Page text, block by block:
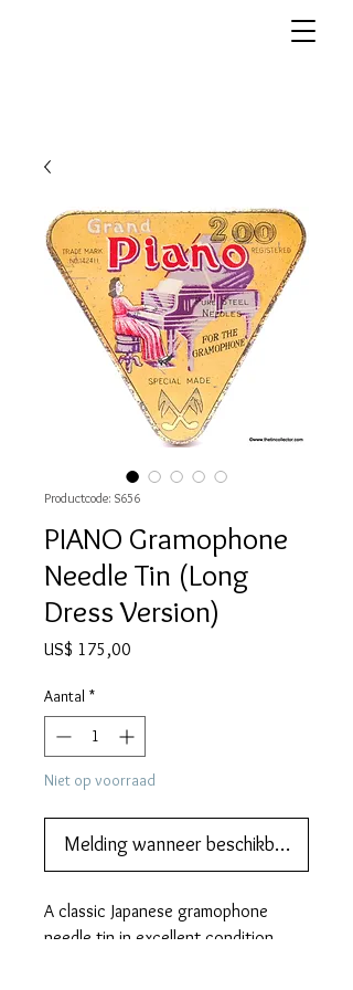
Productcode: S656
PIANO Gramophone
Needle Tin (Long
Dress Version)
US$ 175,00
Aantal *
Niet op voorraad
Melding wanneer beschikbaar
A classic Japanese gramophone
needle tin in excellent condition.